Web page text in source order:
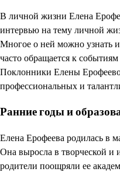
В личной жизни Елена
интервью на тему личной
Многое о ней можно узнать
часто обращается к
Поклонники Елены
профессиональных и
Ранние годы и
Елена Ерофеева родилась в
Она выросла в творческой и
родители поощряли ее